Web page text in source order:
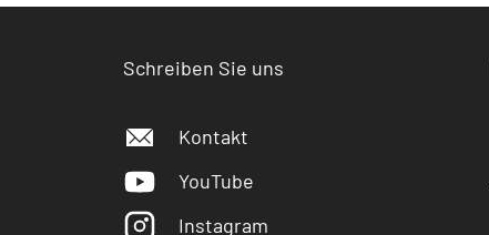
Schreiben Sie uns
Kontakt
YouTube
Instagram